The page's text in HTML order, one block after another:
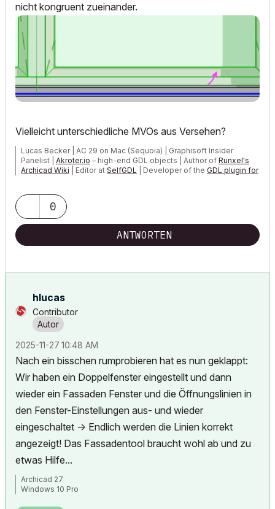
nicht kongruent zueinander.
Vielleicht unterschiedliche MVOs aus Versehen?
Lucas Becker | AC 29 on Mac (Sequoia) | Graphisoft Insider
Panelist | Akroter.io – high-end GDL objects | Author of Runxel's
Archicad Wiki | Editor at SelfGDL | Developer of the GDL plugin for
My List of AC shortcomings & bugs
Mention AI Again
POSIWID – The Purpose Of a System Is What It Does ///
«Furthermore, I consider that Carth...yearly releases
destroyed»
0
ANTWORTEN
hlucas
Contributor
‎2025-11-27 10:48 AM
Nach ein bisschen rumprobieren hat es nun geklappt:
Wir haben ein Doppelfenster eingestellt und dann
wieder ein Fassaden Fenster und die Öffnungslinien in
den Fenster-Einstellungen aus- und wieder
eingeschaltet -> Endlich werden die Linien korrekt
angezeigt! Das Fassadentool braucht wohl ab und zu
etwas Hilfe...
Archicad 27
Windows 10 Pro